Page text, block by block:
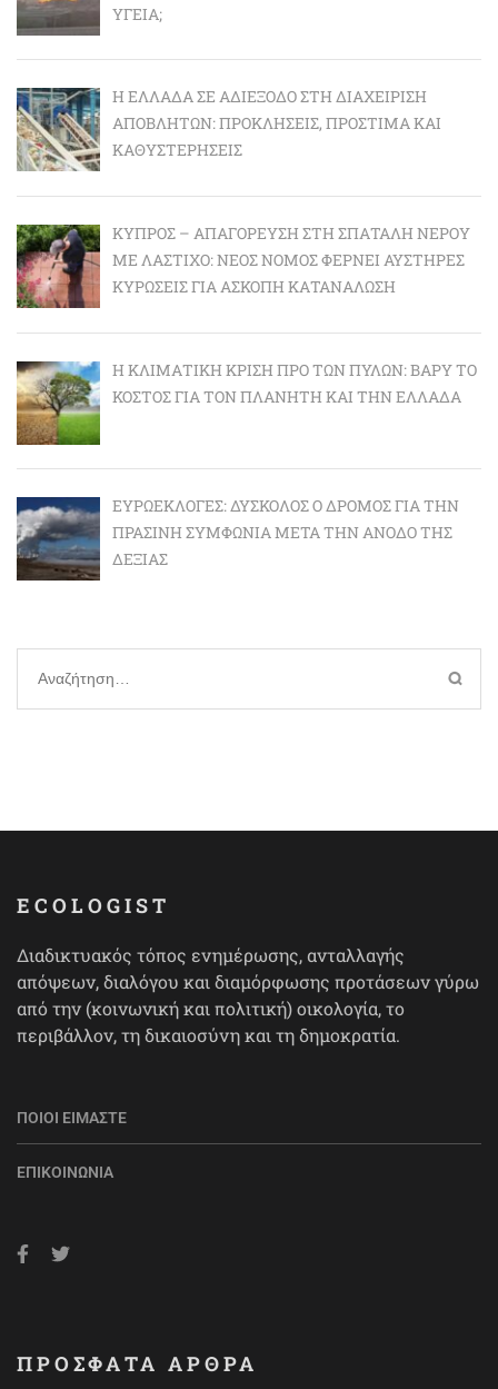
ΥΓΕΊΑ;
Η ΕΛΛΆΔΑ ΣΕ ΑΔΙΈΞΟΔΟ ΣΤΗ ΔΙΑΧΕΊΡΙΣΗ
ΑΠΟΒΛΉΤΩΝ: ΠΡΟΚΛΉΣΕΙΣ, ΠΡΌΣΤΙΜΑ ΚΑΙ
ΚΑΘΥΣΤΕΡΉΣΕΙΣ
ΚΎΠΡΟΣ – ΑΠΑΓΌΡΕΥΣΗ ΣΤΗ ΣΠΑΤΆΛΗ ΝΕΡΟΎ
ΜΕ ΛΆΣΤΙΧΟ: ΝΈΟΣ ΝΌΜΟΣ ΦΈΡΝΕΙ ΑΥΣΤΗΡΈΣ
ΚΥΡΏΣΕΙΣ ΓΙΑ ΆΣΚΟΠΗ ΚΑΤΑΝΆΛΩΣΗ
Η ΚΛΙΜΑΤΙΚΉ ΚΡΊΣΗ ΠΡΟ ΤΩΝ ΠΥΛΏΝ: BΑΡΎ ΤΟ
ΚΌΣΤΟΣ ΓΙΑ ΤΟΝ ΠΛΑΝΉΤΗ ΚΑΙ ΤΗΝ ΕΛΛΆΔΑ
ΕΥΡΩΕΚΛΟΓΈΣ: ΔΎΣΚΟΛΟΣ Ο ΔΡΌΜΟΣ ΓΙΑ ΤΗΝ
ΠΡΆΣΙΝΗ ΣΥΜΦΩΝΊΑ ΜΕΤΆ ΤΗΝ ΆΝΟΔΟ ΤΗΣ
ΔΕΞΙΆΣ
Αναζήτηση
για:
ECOLOGIST
Διαδικτυακός τόπος ενημέρωσης, ανταλλαγής
απόψεων, διαλόγου και διαμόρφωσης προτάσεων γύρω
από την (κοινωνική και πολιτική) οικολογία, το
περιβάλλον, τη δικαιοσύνη και τη δημοκρατία.
ΠΟΙΟΙ ΕΊΜΑΣΤΕ
ΕΠΙΚΟΙΝΩΝΊΑ
ΠΡΟΣΦΑΤΑ ΑΡΘΡΑ